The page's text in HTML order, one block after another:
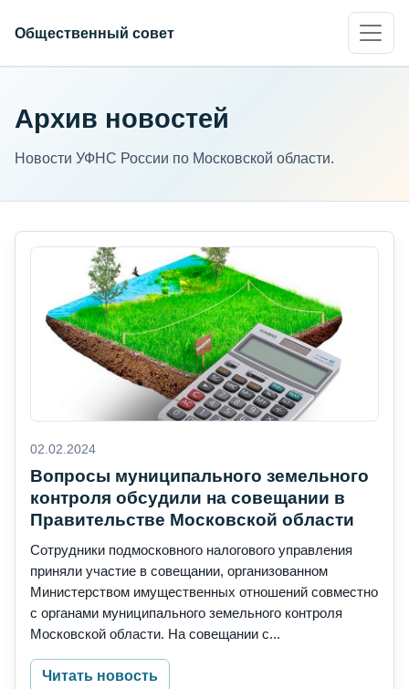
Общественный совет
Архив новостей
Новости УФНС России по Московской области.
02.02.2024
Вопросы муниципального земельного
контроля обсудили на совещании в
Правительстве Московской области
Сотрудники подмосковного налогового управления
приняли участие в совещании, организованном
Министерством имущественных отношений совместно
с органами муниципального земельного контроля
Московской области. На совещании с...
Читать новость